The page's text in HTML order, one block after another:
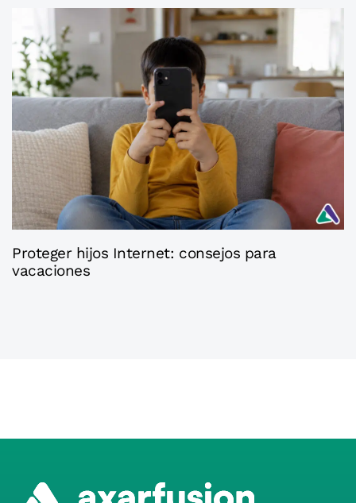
Proteger hijos Internet: consejos para
vacaciones